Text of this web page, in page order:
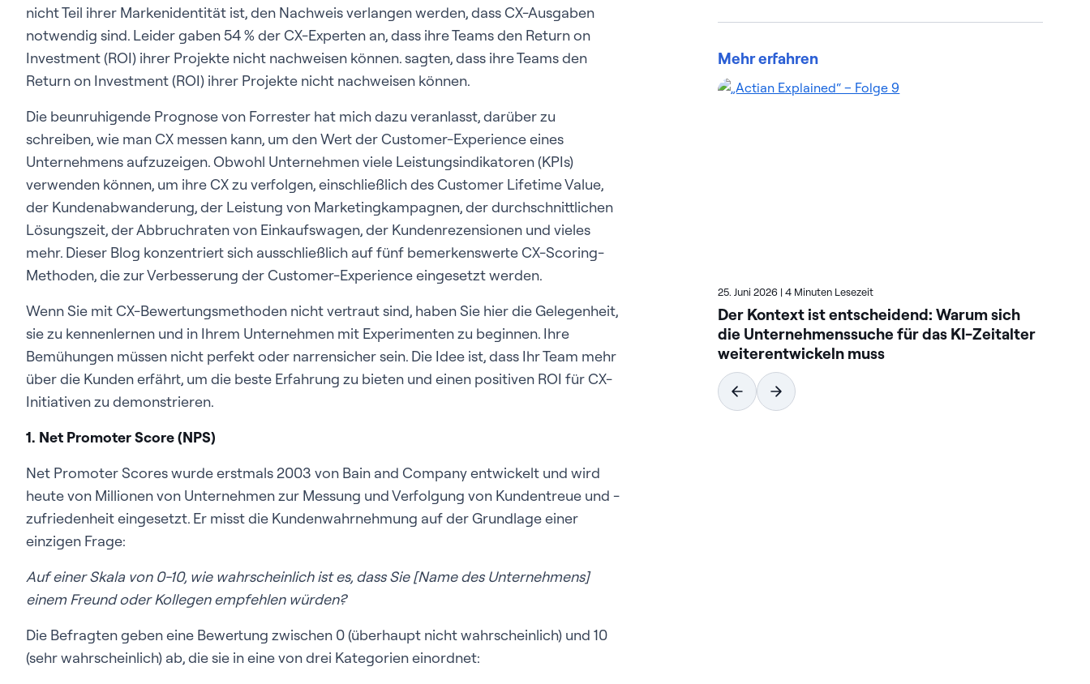
nicht Teil ihrer Markenidentität ist, den Nachweis verlangen werden, dass CX-Ausgaben
notwendig sind. Leider gaben 54 % der CX-Experten an, dass ihre Teams den Return on
Investment (ROI) ihrer Projekte nicht nachweisen können. sagten, dass ihre Teams den
Return on Investment (ROI) ihrer Projekte nicht nachweisen können.
Die beunruhigende Prognose von Forrester hat mich dazu veranlasst, darüber zu
schreiben, wie man CX messen kann, um den Wert der Customer-Experience eines
Unternehmens aufzuzeigen. Obwohl Unternehmen viele Leistungsindikatoren (KPIs)
verwenden können, um ihre CX zu verfolgen, einschließlich des Customer Lifetime Value,
der Kundenabwanderung, der Leistung von Marketingkampagnen, der durchschnittlichen
Lösungszeit, der Abbruchraten von Einkaufswagen, der Kundenrezensionen und vieles
mehr. Dieser Blog konzentriert sich ausschließlich auf fünf bemerkenswerte CX-Scoring-
Methoden, die zur Verbesserung der Customer-Experience eingesetzt werden.
Wenn Sie mit CX-Bewertungsmethoden nicht vertraut sind, haben Sie hier die Gelegenheit,
sie zu kennenlernen und in Ihrem Unternehmen mit Experimenten zu beginnen. Ihre
Bemühungen müssen nicht perfekt oder narrensicher sein. Die Idee ist, dass Ihr Team mehr
über die Kunden erfährt, um die beste Erfahrung zu bieten und einen positiven ROI für CX-
Initiativen zu demonstrieren.
1. Net Promoter Score (NPS)
Net Promoter Scores wurde erstmals 2003 von Bain and Company entwickelt und wird
heute von Millionen von Unternehmen zur Messung und Verfolgung von Kundentreue und -
zufriedenheit eingesetzt. Er misst die Kundenwahrnehmung auf der Grundlage einer
einzigen Frage:
Auf einer Skala von 0-10, wie wahrscheinlich ist es, dass Sie [Name des Unternehmens]
einem Freund oder Kollegen empfehlen würden?
Die Befragten geben eine Bewertung zwischen 0 (überhaupt nicht wahrscheinlich) und 10
(sehr wahrscheinlich) ab, die sie in eine von drei Kategorien einordnet:
Mehr erfahren
25. Juni 2026 | 4 Minuten Lesezeit
Der Kontext ist entscheidend: Warum sich
die Unternehmenssuche für das KI-Zeitalter
weiterentwickeln muss